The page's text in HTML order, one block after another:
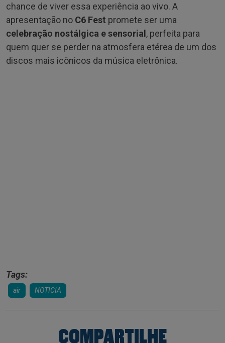
chance de viver essa experiência ao vivo. A
apresentação no C6 Fest promete ser uma
celebração nostálgica e sensorial, perfeita para
quem quer se perder na atmosfera etérea de um dos
discos mais icônicos da música eletrônica.
Tags:
air NOTICIA
COMPARTILHE